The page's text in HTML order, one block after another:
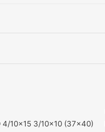
4/10×15 3/10×10 (37×40)